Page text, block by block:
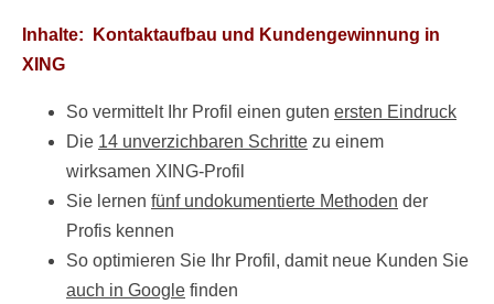
Inhalte: Kontaktaufbau und Kundengewinnung in
XING
So vermittelt Ihr Profil einen guten ersten Eindruck
Die 14 unverzichbaren Schritte zu einem
wirksamen XING-Profil
Sie lernen fünf undokumentierte Methoden der
Profis kennen
So optimieren Sie Ihr Profil, damit neue Kunden Sie
auch in Google finden